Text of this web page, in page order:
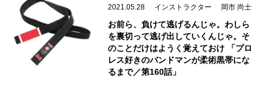
2021.05.28 インストラクター 岡市 尚士
お前ら、負けて逃げるんじゃ。わしら
を裏切って逃げ出していくんじゃ。そ
のことだけはようく覚えておけ 「プロ
レス好きのバンドマンが柔術黒帯にな
るまで／第160話」